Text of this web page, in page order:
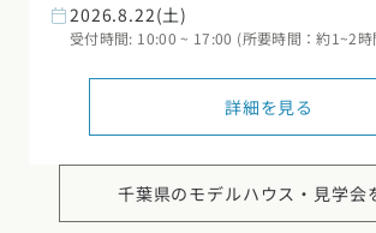
2026.8.22(土)
受付時間: 10:00 ~ 17:00 (所要時間：約1~2時
詳細を見る
千葉県のモデルハウス・見学会